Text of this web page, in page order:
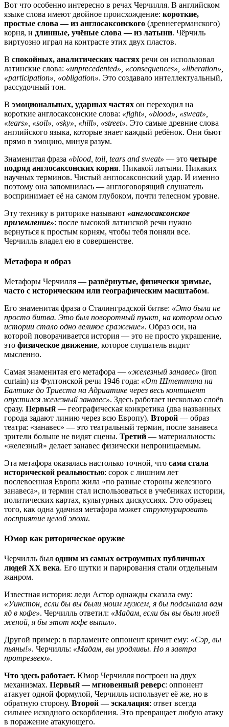
Вот что особенно интересно в речах Черчилля. В английском
языке слова имеют двойное происхождение: короткие,
простые слова — из англосаксонского (древнегерманского)
корня, и длинные, учёные слова — из латыни. Чёрчиль
виртуозно играл на контрасте этих двух пластов.
В спокойных, аналитических частях речи он использовал
латинские слова: «unprecedented», «consequences», «liberation»,
«participation», «obligation». Это создавало интеллектуальный,
рассудочный тон.
В эмоциональных, ударных частях он переходил на
короткие англосаксонские слова: «fight», «blood», «sweat»,
«tears», «soil», «sky», «hill», «street». Это самые древние слова
английского языка, которые знает каждый ребёнок. Они бьют
прямо в эмоцию, минуя разум.
Знаменитая фраза «blood, toil, tears and sweat» — это четыре
подряд англосаксонских корня. Никакой латыни. Никаких
научных терминов. Чистый англосаксонский удар. И именно
поэтому она запомнилась — англоговорящий слушатель
воспринимает её на самом глубоком, почти телесном уровне.
Эту технику в риторике называют «англосаксонское
приземление»: после высокой латинской речи нужно
вернуться к простым корням, чтобы тебя поняли все.
Черчилль владел ею в совершенстве.
Метафора и образ
Метафоры Черчилля — развёрнутые, физически зримые,
часто с историческим или географическим масштабом.
Его знаменитая фраза о Сталинградской битве: «Это была не
просто битва. Это был поворотный пункт, на котором осью
истории стало одно великое сражение». Образ оси, на
которой поворачивается история — это не просто украшение,
это физическое движение, которое слушатель видит
мысленно.
Самая знаменитая его метафора — «железный занавес» (iron
curtain) из Фултонской речи 1946 года: «От Штеттина на
Балтике до Триеста на Адриатике через весь континент
опустился железный занавес». Здесь работает несколько слоёв
сразу. Первый — географическая конкретика (два названных
города задают линию через всю Европу). Второй — образ
театра: «занавес» — это театральный термин, после занавеса
зрители больше не видят сцены. Третий — материальность:
«железный» делает занавес физически непроницаемым.
Эта метафора оказалась настолько точной, что сама стала
исторической реальностью: сорок с лишним лет
послевоенная Европа жила «по разные стороны железного
занавеса», и термин стал использоваться в учебниках истории,
политических картах, культурных дискуссиях. Это образец
того, как одна удачная метафора может структурировать
восприятие целой эпохи.
Юмор как риторическое оружие
Черчилль был одним из самых остроумных публичных
людей XX века. Его шутки и парирования стали отдельным
жанром.
Известная история: леди Астор однажды сказала ему:
«Уинстон, если бы вы были моим мужем, я бы подсыпала вам
яд в кофе». Черчилль ответил: «Мадам, если бы вы были моей
женой, я бы этот кофе выпил».
Другой пример: в парламенте оппонент кричит ему: «Сэр, вы
пьяны!». Черчилль: «Мадам, вы уродливы. Но я завтра
протрезвею».
Что здесь работает. Юмор Черчилля построен на двух
механизмах. Первый — мгновенный реверс: оппонент
атакует одной формулой, Черчилль использует её же, но в
обратную сторону. Второй — эскалация: ответ всегда
сильнее исходного оскорбления. Это превращает любую атаку
в поражение атакующего.